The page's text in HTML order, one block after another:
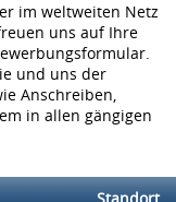
im weltweiten Netz
uns auf Ihre
und uns der
Anschreiben,
in allen gängigen